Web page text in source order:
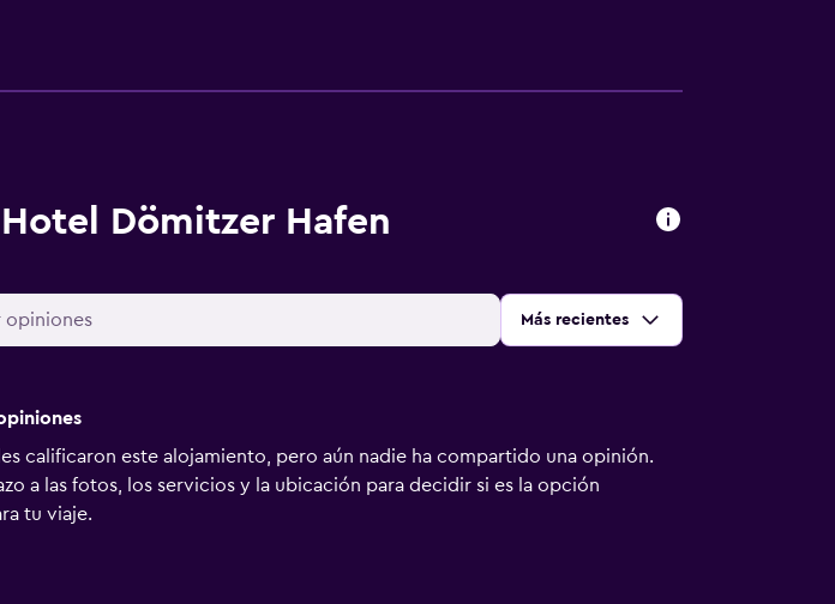
Dömitzer Hafen
Ordenar por:
Más recientes
calificaron este alojamiento, pero aún nadie ha compartido una opinión.
a las fotos, los servicios y la ubicación para decidir si es la opción
tu viaje.